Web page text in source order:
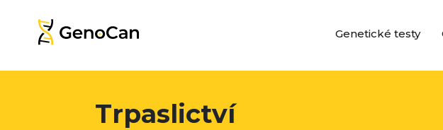
Genetické testy
Trpaslictví